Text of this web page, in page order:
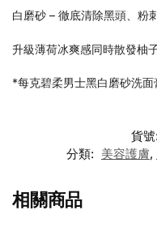
白磨砂 – 徹底清除黑頭、粉
升級薄荷冰爽感同時散發柚
*每克碧柔男士黑白磨砂洗
貨號:
分類: 美容護膚,
相關商品